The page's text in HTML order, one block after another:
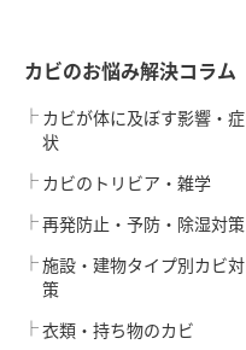
カビのお悩み解決コラム
カビが体に及ぼす影響・症
状
カビのトリビア・雑学
再発防止・予防・除湿対策
施設・建物タイプ別カビ対
策
衣類・持ち物のカビ